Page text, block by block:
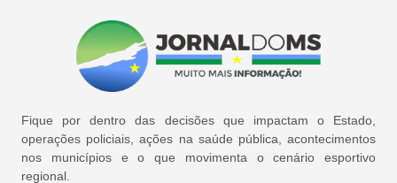
Fique por dentro das decisões que impactam o Estado,
operações policiais, ações na saúde pública, acontecimentos
nos municípios e o que movimenta o cenário esportivo
regional.